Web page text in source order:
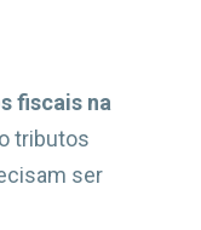
fiscais na
tributos
ser